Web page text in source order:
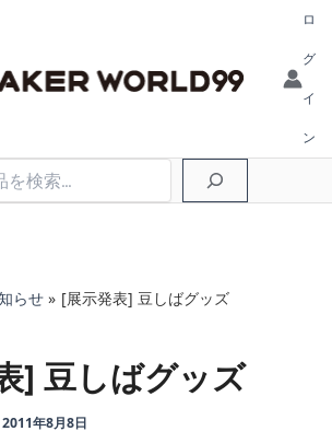
ロ
グ
イ
ン
らせ [展示発表] 豆しばグッズ
] 豆しばグッズ
2011年8月8日